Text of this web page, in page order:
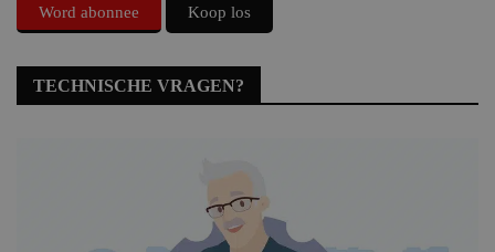
Word abonnee Koop los
TECHNISCHE VRAGEN?